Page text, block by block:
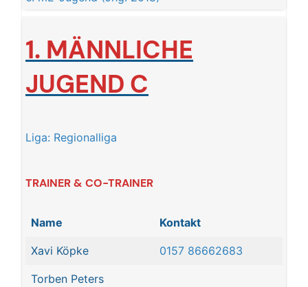
1. MÄNNLICHE
JUGEND C
Liga: Regionalliga
TRAINER & CO-TRAINER
Name Kontakt
Xavi Köpke 0157 86662683
Torben Peters